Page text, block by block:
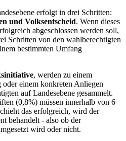
erfolgt in drei Schritten:
und Volksentscheid. Wenn dieses
abgeschlossen werden soll,
Schritten von den wahlberechtigten
bestimmten Umfang
, werden zu einem
oder einem konkreten Anliegen
auf Landesebene gesammelt.
(0,8%) müssen innerhalb von 6
das erfolgreich, wird der
behandelt - also ob der
wird oder nicht.